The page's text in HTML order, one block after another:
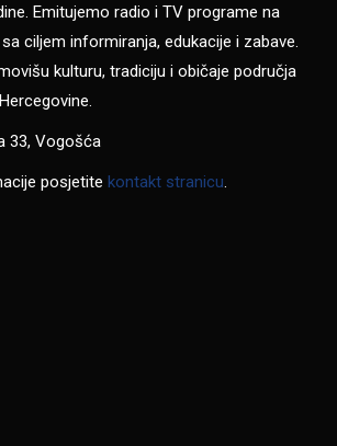
Emitujemo radio i TV programe na
ciljem informiranja, edukacije i zabave.
kulturu, tradiciju i običaje područja
33, Vogošća
posjetite kontakt stranicu.